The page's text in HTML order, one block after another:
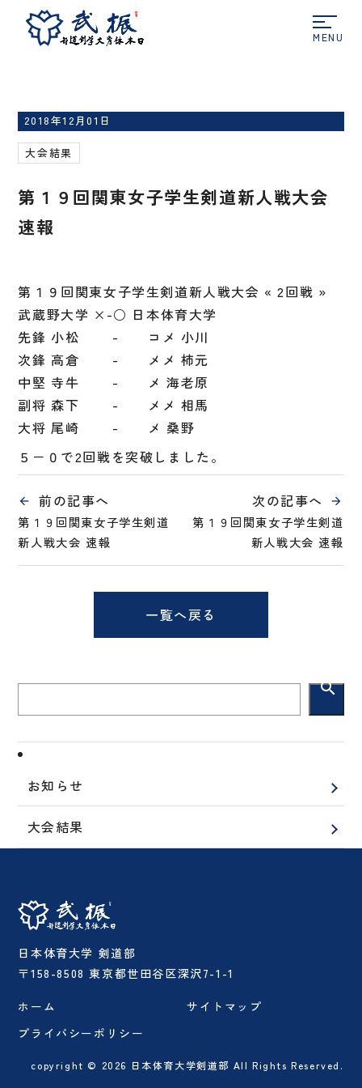
ホーム 大会結果
戦大会 速報
2018年12月01日
大会結果
第１９回関東女子学生剣道新人戦大会
速報
第１９回関東女子学生剣道新人戦大会 « 2回戦 »
武蔵野大学 ×-○ 日本体育大学
先鋒 小松 - コメ 小川
次鋒 高倉 - メメ 柿元
中堅 寺牛 - メ 海老原
副将 森下 - メメ 相馬
大将 尾崎 - メ 桑野
５－０で2回戦を突破しました。
前の記事へ
第１９回関東女子学生剣道
新人戦大会 速報
次の記事へ
第１９回関東女子学生剣道
新人戦大会 速報
一覧へ戻る
search
お知らせ
大会結果
日本体育大学 剣道部
〒158-8508 東京都世田谷区深沢7-1-1
ホーム
プライバシーポリシー
サイトマップ
copyright © 2026 日本体育大学剣道部 All Rights Reserved.